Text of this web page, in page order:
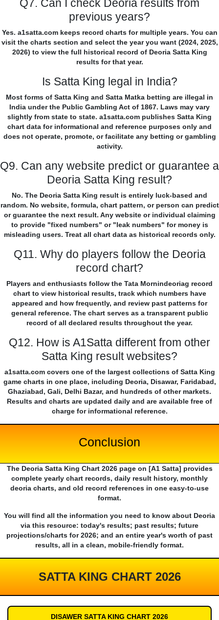
Q7. Can I check Deoria results from
previous years?
Yes. a1satta.com keeps record charts for multiple years. You can
visit the charts section and select the year you want (2024, 2025,
2026) to view the full historical record of Deoria Satta King
results for that year.
Is Satta King legal in India?
Most forms of Satta King and Satta Matka betting are illegal in
India under the Public Gambling Act of 1867. Laws may vary
slightly from state to state. a1satta.com publishes Satta King
chart data for informational and reference purposes only and
does not operate, promote, or facilitate any betting or gambling
activity.
Q9. Can any website predict or guarantee a
Deoria Satta King result?
No. The Deoria Satta King result is entirely luck-based and
random. No website, formula, chart pattern, or person can predict
or guarantee the next result. Any website or individual claiming
to provide "fixed numbers" or "leak numbers" for money is
misleading users. Treat all chart data as historical records only.
Q11. Why do players follow the Deoria
record chart?
Players and enthusiasts follow the Tata Mornindeoriag record
chart to view historical results, track which numbers have
appeared and how frequently, and review past patterns for
general reference. The chart serves as a transparent public
record of all declared results throughout the year.
Q12. How is A1Satta different from other
Satta King result websites?
a1satta.com covers one of the largest collections of Satta King
game charts in one place, including Deoria, Disawar, Faridabad,
Ghaziabad, Gali, Delhi Bazar, and hundreds of other markets.
Results and charts are updated daily and are available free of
charge for informational reference.
Conclusion
The Deoria Satta King Chart 2026 page on [A1 Satta] provides
complete yearly chart records, daily result history, monthly
deoria charts, and old record references in one easy-to-use
format.
You will find all the information you need to know about Deoria
via this resource: today's results; past results; future
projections/charts for 2026; and an entire year's worth of past
results, all in a clean, mobile-friendly format.
SATTA KING CHART 2026
DISAWER SATTA KING CHART 2026